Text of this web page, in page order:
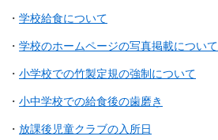
・ 学校給食について​​​
・ 学校のホームページの写真掲載について
・ 小学校での竹製定規の強制について
・ 小中学校での給食後の歯磨き​
・ 放課後児童クラブの入所日